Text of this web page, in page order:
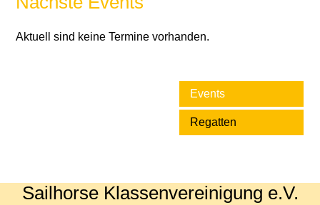
Aktuell sind keine Termine vorhanden.
Events
Regatten
Sailhorse Klassenvereinigung e.V.